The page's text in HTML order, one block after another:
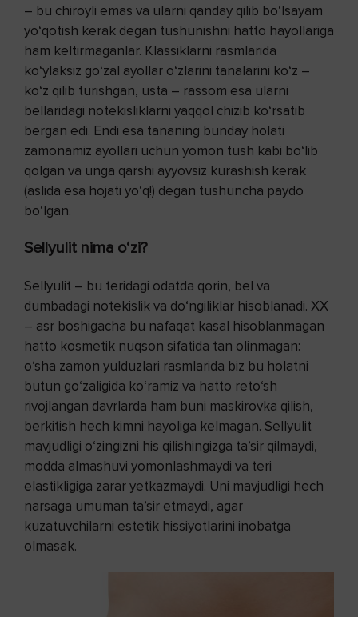
– bu chiroyli emas va ularni qanday qilib bo‘lsayam
yo‘qotish kerak degan tushunishni hatto hayollariga
ham keltirmaganlar. Klassiklarni rasmlarida
ko‘ylaksiz go‘zal ayollar o‘zlarini tanalarini ko‘z –
ko‘z qilib turishgan, usta – rassom esa ularni
bellaridagi notekisliklarni yaqqol chizib ko‘rsatib
bergan edi. Endi esa tananing bunday holati
zamonamiz ayollari uchun yomon tush kabi bo‘lib
qolgan va unga qarshi ayyovsiz kurashish kerak
(aslida esa hojati yo‘q!) degan tushuncha paydo
bo‘lgan.
Sellyulit nima o‘zi?
Sellyulit – bu teridagi odatda qorin, bel va
dumbadagi notekislik va do‘ngiliklar hisoblanadi. XX
– asr boshigacha bu nafaqat kasal hisoblanmagan
hatto kosmetik nuqson sifatida tan olinmagan:
o‘sha zamon yulduzlari rasmlarida biz bu holatni
butun go‘zaligida ko‘ramiz va hatto reto‘sh
rivojlangan davrlarda ham buni maskirovka qilish,
berkitish hech kimni hayoliga kelmagan. Sellyulit
mavjudligi o‘zingizni his qilishingizga ta’sir qilmaydi,
modda almashuvi yomonlashmaydi va teri
elastikligiga zarar yetkazmaydi. Uni mavjudligi hech
narsaga umuman ta’sir etmaydi, agar
kuzatuvchilarni estetik hissiyotlarini inobatga
olmasak.